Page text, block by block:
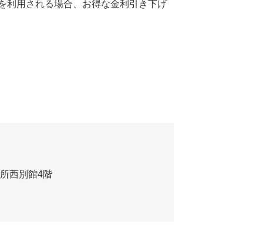
用される場合、お得な金利引き下げ
西別館4階